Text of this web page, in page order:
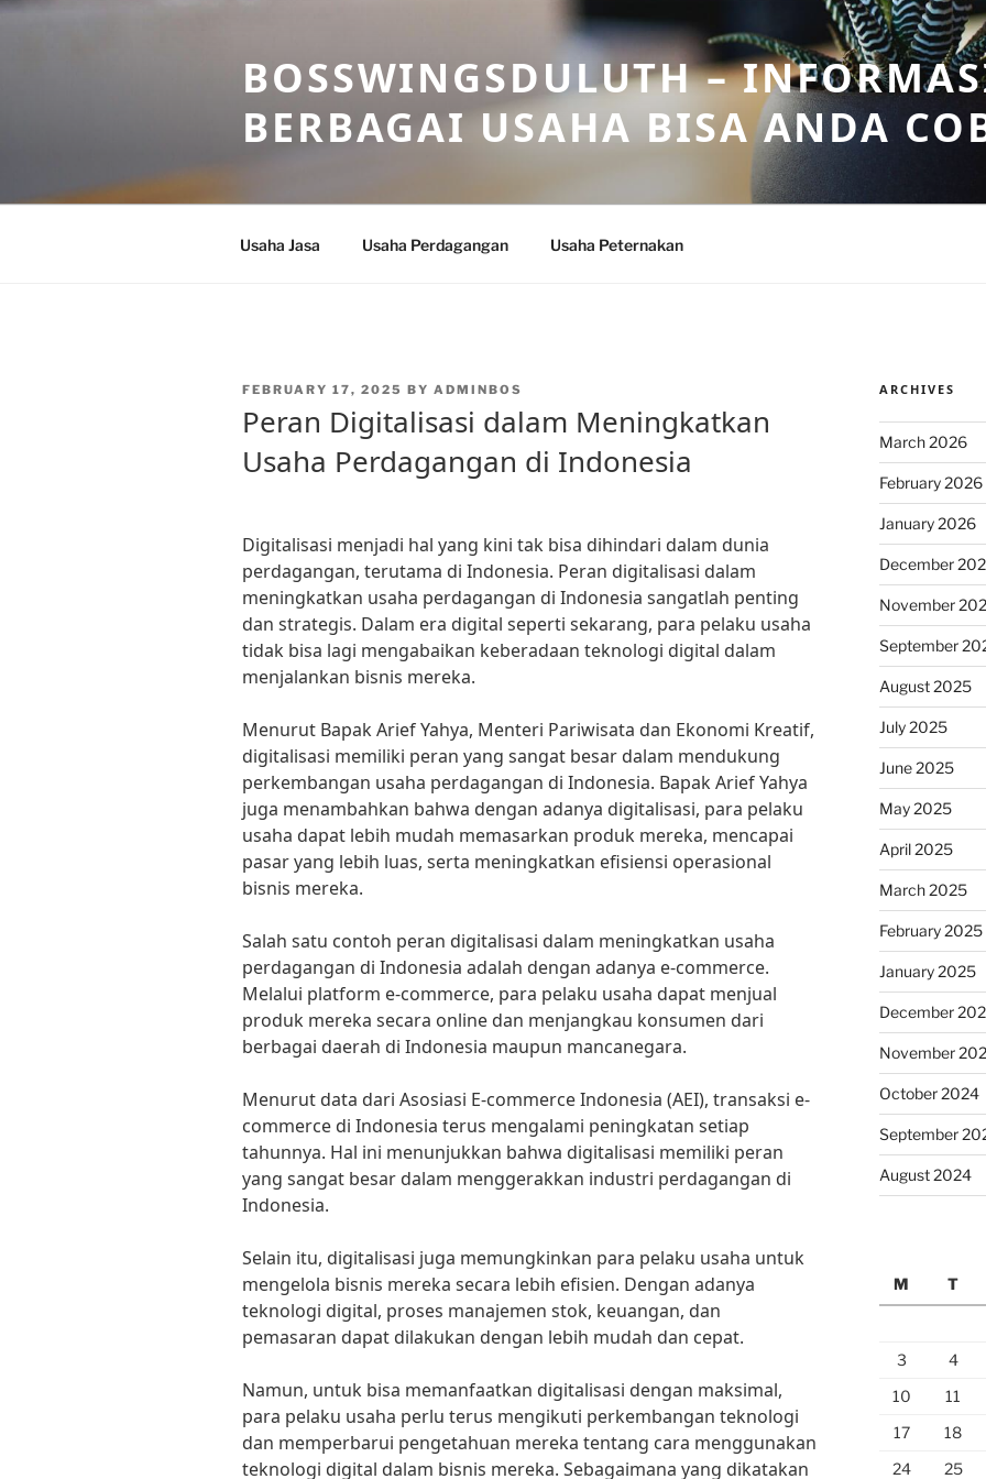
Skip
BOSSWINGSDULUTH –
BERBAGAI USAHA BISA ANDA
Usaha Jasa Usaha Perdagangan Usaha Peternakan
POSTED
FEBRUARY 17, 2025 BY ADMINBOS
Peran Digitalisasi dalam Meningkatkan
Usaha Perdagangan di Indonesia
Digitalisasi menjadi hal yang kini tak bisa dihindari dalam dunia
perdagangan, terutama di Indonesia. Peran digitalisasi dalam
meningkatkan usaha perdagangan di Indonesia sangatlah penting
dan strategis. Dalam era digital seperti sekarang, para pelaku usaha
tidak bisa lagi mengabaikan keberadaan teknologi digital dalam
menjalankan bisnis mereka.
Menurut Bapak Arief Yahya, Menteri Pariwisata dan Ekonomi Kreatif,
digitalisasi memiliki peran yang sangat besar dalam mendukung
perkembangan usaha perdagangan di Indonesia. Bapak Arief Yahya
juga menambahkan bahwa dengan adanya digitalisasi, para pelaku
usaha dapat lebih mudah memasarkan produk mereka, mencapai
pasar yang lebih luas, serta meningkatkan efisiensi operasional
bisnis mereka.
Salah satu contoh peran digitalisasi dalam meningkatkan usaha
perdagangan di Indonesia adalah dengan adanya e-commerce.
Melalui platform e-commerce, para pelaku usaha dapat menjual
produk mereka secara online dan menjangkau konsumen dari
berbagai daerah di Indonesia maupun mancanegara.
Menurut data dari Asosiasi E-commerce Indonesia (AEI), transaksi e-
commerce di Indonesia terus mengalami peningkatan setiap
tahunnya. Hal ini menunjukkan bahwa digitalisasi memiliki peran
yang sangat besar dalam menggerakkan industri perdagangan di
Indonesia.
Selain itu, digitalisasi juga memungkinkan para pelaku usaha untuk
mengelola bisnis mereka secara lebih efisien. Dengan adanya
teknologi digital, proses manajemen stok, keuangan, dan
pemasaran dapat dilakukan dengan lebih mudah dan cepat.
Namun, untuk bisa memanfaatkan digitalisasi dengan maksimal,
para pelaku usaha perlu terus mengikuti perkembangan teknologi
dan memperbarui pengetahuan mereka tentang cara menggunakan
teknologi digital dalam bisnis mereka. Sebagaimana yang dikatakan
ARCHIVES
March 2026
February 2026
January 2026
December
November
September
August 2025
July 2025
June 2025
May 2025
April 2025
March 2025
February 2025
January 2025
December
November
October 2024
September
August 2024
M
T
3
4
10
11
17
18
24
25